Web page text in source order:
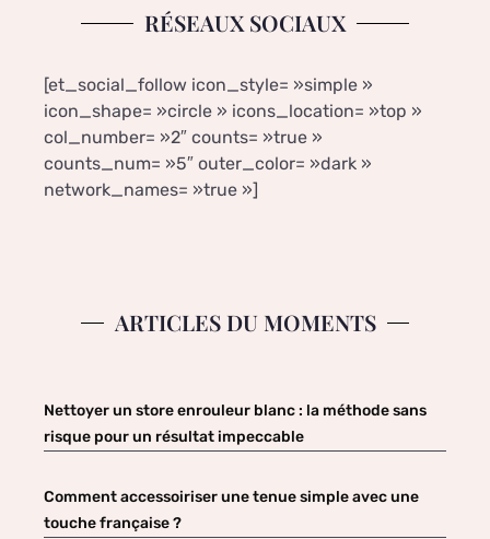
RÉSEAUX SOCIAUX
[et_social_follow icon_style= »simple »
icon_shape= »circle » icons_location= »top »
col_number= »2″ counts= »true »
counts_num= »5″ outer_color= »dark »
network_names= »true »]
ARTICLES DU MOMENTS
Nettoyer un store enrouleur blanc : la méthode sans
risque pour un résultat impeccable
Comment accessoiriser une tenue simple avec une
touche française ?